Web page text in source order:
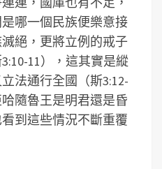
哪一個民族便樂意接
絕，更將立例的戒子
11），這其實是縱
法通行全國（斯3:12-
隨魯王是明君還是昏
到這些情況不斷重覆